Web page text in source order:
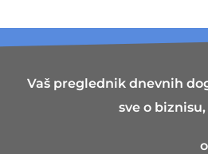
Vaš preglednik dnevnih
sve o